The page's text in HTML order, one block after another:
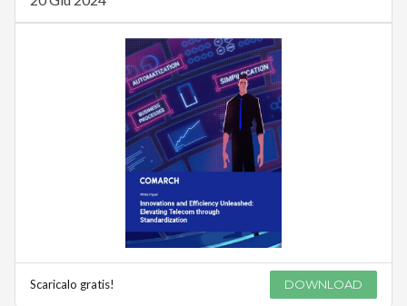
Scaricalo gratis! DOWNLOAD